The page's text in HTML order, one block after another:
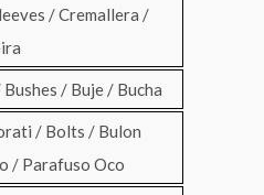
/ Cremallera /
/ Buje / Bucha
/ Bolts / Bulon
/ Parafuso Oco